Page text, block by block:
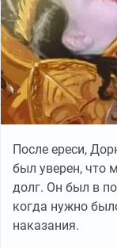
После ереси,
был уверен, что
долг. Он был в
когда нужно
наказания.